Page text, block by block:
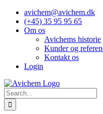
Skip
content
avichem@avichem.dk
(+45) 35 95 95 65
Om os
Avichems historie
Kunder og
Kontakt os
Login
Search
for: